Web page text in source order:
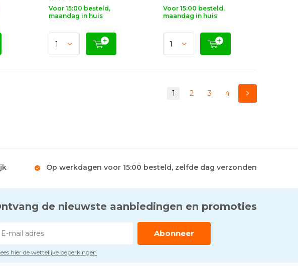
Voor 15:00 besteld,
maandag in huis
Voor 15:00 besteld,
maandag in huis
1 2 3 4
Op werkdagen voor 15:00 besteld, zelfde dag verzonden
de nieuwste aanbiedingen en promoties
Abonneer
hier de wettelijke beperkingen